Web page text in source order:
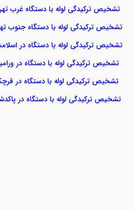
تشخیص ترکیدگی لوله با دستگاه غرب
تشخیص ترکیدگی لوله با دستگاه جنوب
تشخیص ترکیدگی لوله با دستگاه در
تشخیص ترکیدگی لوله با دستگاه در
تشخیص ترکیدگی لوله با دستگاه در
تشخیص ترکیدگی لوله با دستگاه در